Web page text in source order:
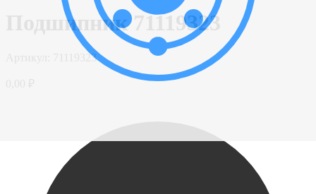
Подшипник 71119323
71119323